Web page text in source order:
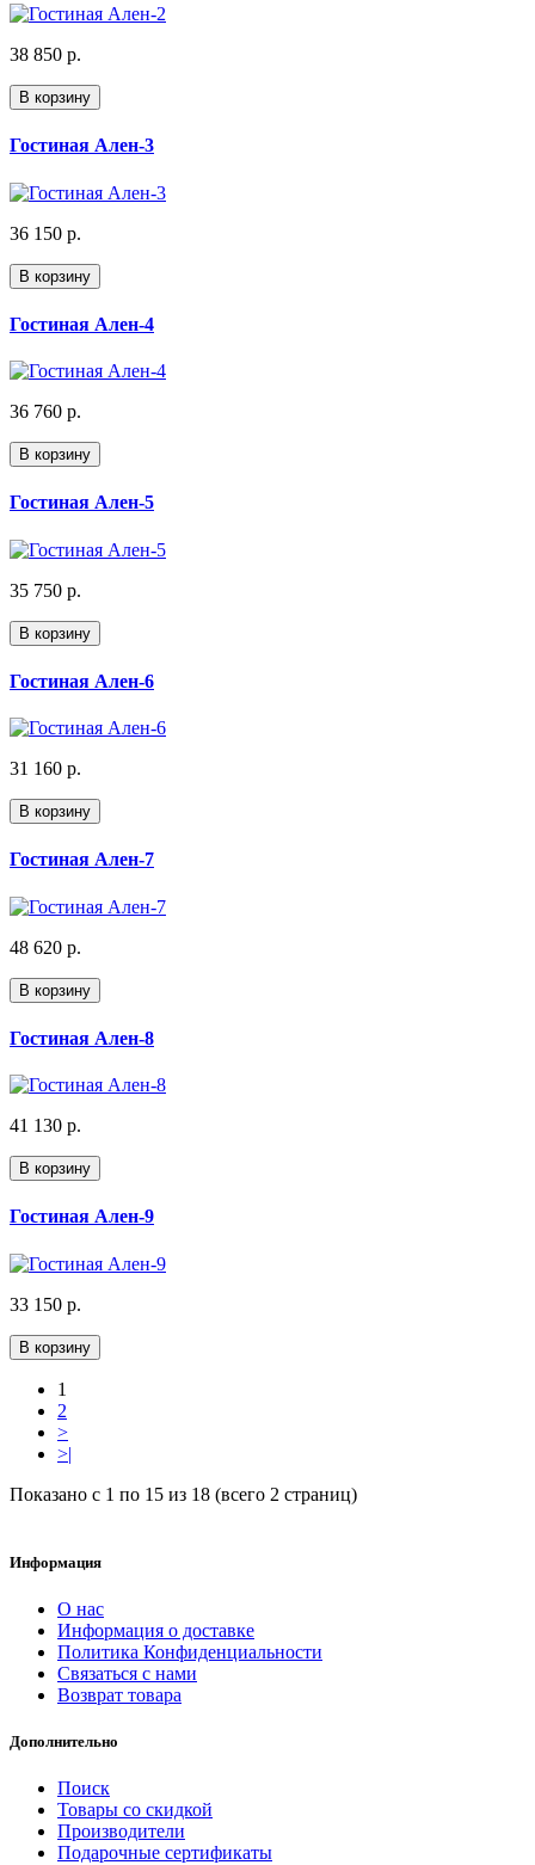
38 850 р.
В корзину
Гостиная Ален-3
36 150 р.
В корзину
Гостиная Ален-4
36 760 р.
В корзину
Гостиная Ален-5
35 750 р.
В корзину
Гостиная Ален-6
31 160 р.
В корзину
Гостиная Ален-7
48 620 р.
В корзину
Гостиная Ален-8
41 130 р.
В корзину
Гостиная Ален-9
33 150 р.
В корзину
1
2
>
>|
Показано с 1 по 15 из 18 (всего 2 страниц)
Информация
О нас
Информация о доставке
Политика Конфиденциальности
Связаться с нами
Возврат товара
Дополнительно
Поиск
Товары со скидкой
Производители
Подарочные сертификаты